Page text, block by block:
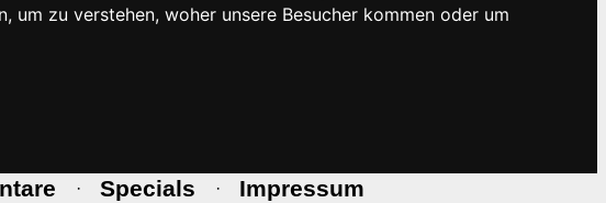
um zu verstehen, woher unsere Besucher kommen oder um
· Specials · Impressum